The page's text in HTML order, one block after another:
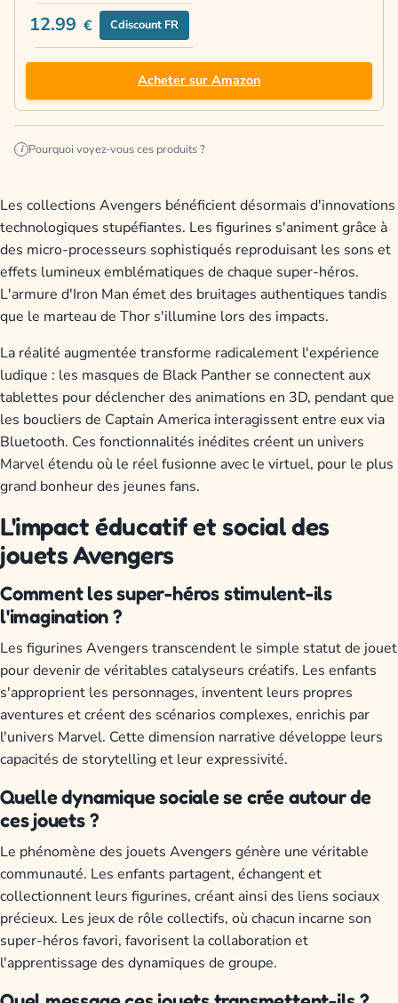
12.99 € Cdiscount FR
Acheter sur Amazon
i Pourquoi voyez-vous ces produits ?
Les collections Avengers bénéficient désormais d'innovations
technologiques stupéfiantes. Les figurines s'animent grâce à
des micro-processeurs sophistiqués reproduisant les sons et
effets lumineux emblématiques de chaque super-héros.
L'armure d'Iron Man émet des bruitages authentiques tandis
que le marteau de Thor s'illumine lors des impacts.
La réalité augmentée transforme radicalement l'expérience
ludique : les masques de Black Panther se connectent aux
tablettes pour déclencher des animations en 3D, pendant que
les boucliers de Captain America interagissent entre eux via
Bluetooth. Ces fonctionnalités inédites créent un univers
Marvel étendu où le réel fusionne avec le virtuel, pour le plus
grand bonheur des jeunes fans.
L'impact éducatif et social des
jouets Avengers
Comment les super-héros stimulent-ils
l'imagination ?
Les figurines Avengers transcendent le simple statut de jouet
pour devenir de véritables catalyseurs créatifs. Les enfants
s'approprient les personnages, inventent leurs propres
aventures et créent des scénarios complexes, enrichis par
l'univers Marvel. Cette dimension narrative développe leurs
capacités de storytelling et leur expressivité.
Quelle dynamique sociale se crée autour de
ces jouets ?
Le phénomène des jouets Avengers génère une véritable
communauté. Les enfants partagent, échangent et
collectionnent leurs figurines, créant ainsi des liens sociaux
précieux. Les jeux de rôle collectifs, où chacun incarne son
super-héros favori, favorisent la collaboration et
l'apprentissage des dynamiques de groupe.